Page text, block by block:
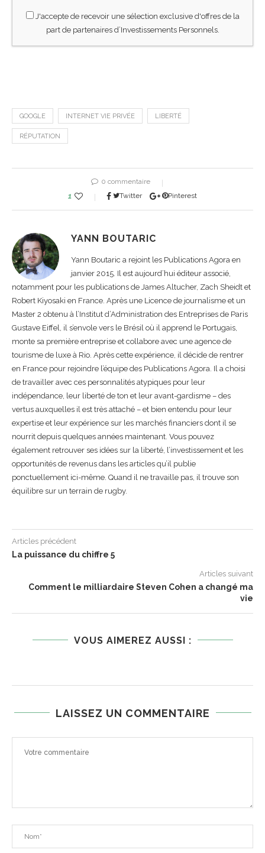
J'accepte de recevoir une sélection exclusive d'offres de la
part de partenaires d’Investissements Personnels.
GOOGLE INTERNET VIE PRIVÉE LIBERTÉ
RÉPUTATION
0 commentaire
1 Twitter Pinterest
YANN BOUTARIC
Yann Boutaric a rejoint les Publications Agora en
janvier 2015. Il est aujourd’hui éditeur associé,
notamment pour les publications de James Altucher, Zach Sheidt et
Robert Kiyosaki en France. Après une Licence de journalisme et un
Master 2 obtenu à l’Institut d’Administration des Entreprises de Paris
Gustave Eiffel, il s’envole vers le Brésil où il apprend le Portugais,
monte sa première entreprise et collabore avec une agence de
tourisme de luxe à Rio. Après cette expérience, il décide de rentrer
en France pour rejoindre l’équipe des Publications Agora. Il a choisi
de travailler avec ces personnalités atypiques pour leur
indépendance, leur liberté de ton et leur avant-gardisme – des
vertus auxquelles il est très attaché – et bien entendu pour leur
expertise et leur expérience sur les marchés financiers dont il se
nourrit depuis quelques années maintenant. Vous pouvez
également retrouver ses idées sur la liberté, l’investissement et les
opportunités de revenus dans les articles qu’il publie
ponctuellement ici-même. Quand il ne travaille pas, il trouve son
équilibre sur un terrain de rugby.
Articles précédent
La puissance du chiffre 5
Articles suivant
Comment le milliardaire Steven Cohen a changé ma
vie
VOUS AIMEREZ AUSSI :
LAISSEZ UN COMMENTAIRE